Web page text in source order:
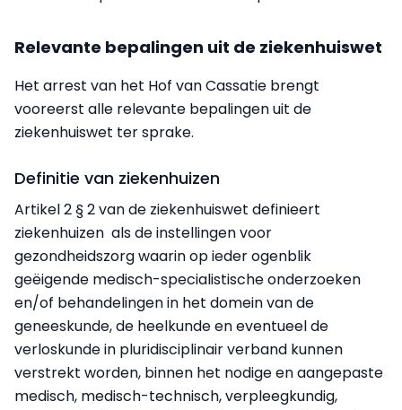
Relevante bepalingen uit de ziekenhuiswet
Het arrest van het Hof van Cassatie brengt
vooreerst alle relevante bepalingen uit de
ziekenhuiswet ter sprake.
Definitie van ziekenhuizen
Artikel 2 § 2 van de ziekenhuiswet definieert
ziekenhuizen als de instellingen voor
gezondheidszorg waarin op ieder ogenblik
geëigende medisch-specialistische onderzoeken
en/of behandelingen in het domein van de
geneeskunde, de heelkunde en eventueel de
verloskunde in pluridisciplinair verband kunnen
verstrekt worden, binnen het nodige en aangepaste
medisch, medisch-technisch, verpleegkundig,